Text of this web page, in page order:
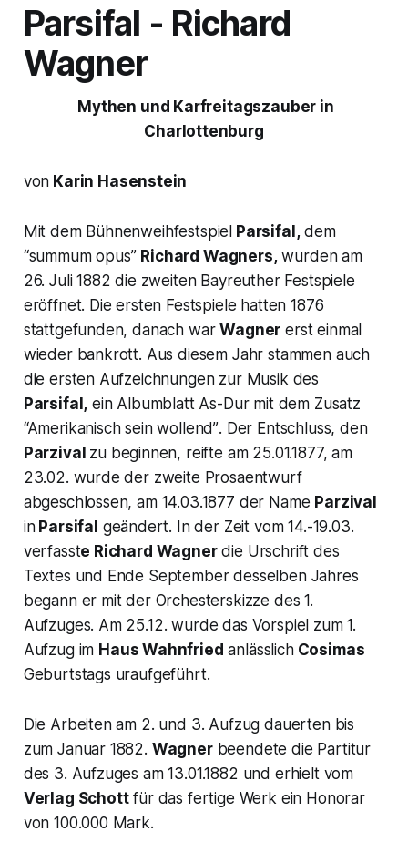
Parsifal - Richard
Wagner
Mythen und Karfreitagszauber in
Charlottenburg
von Karin Hasenstein
Mit dem Bühnenweihfestspiel Parsifal, dem
“summum opus” Richard Wagners,wurden am
26. Juli 1882 die zweiten Bayreuther Festspiele
eröffnet. Die ersten Festspiele hatten 1876
stattgefunden, danach warWagner erst einmal
wieder bankrott. Aus diesem Jahr stammen auch
die ersten Aufzeichnungen zur Musik des
Parsifal, ein Albumblatt As-Dur mit dem Zusatz
“Amerikanisch sein wollend”. Der Entschluss, den
Parzival zu beginnen, reifte am 25.01.1877, am
23.02. wurde der zweite Prosaentwurf
abgeschlossen, am 14.03.1877 der Name Parzival
inParsifal geändert. In der Zeit vom 14.-19.03.
verfasste Richard Wagnerdie Urschrift des
Textes und Ende September desselben Jahres
begann er mit der Orchesterskizze des 1.
Aufzuges. Am 25.12. wurde das Vorspiel zum 1.
Aufzug im Haus Wahnfried anlässlichCosimas
Geburtstags uraufgeführt.
Die Arbeiten am 2. und 3. Aufzug dauerten bis
zum Januar 1882. Wagnerbeendete die Partitur
des 3. Aufzuges am 13.01.1882 und erhielt vom
Verlag Schottfür das fertige Werk ein Honorar
von 100.000 Mark.